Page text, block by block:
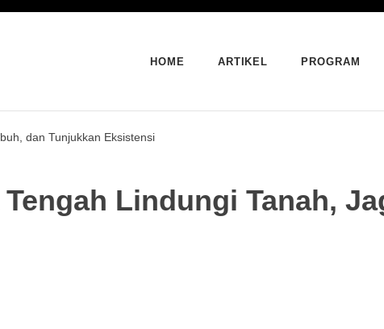
HOME ARTIKEL PROGRAM
dan Tunjukkan Eksistensi
Lindungi Tanah,